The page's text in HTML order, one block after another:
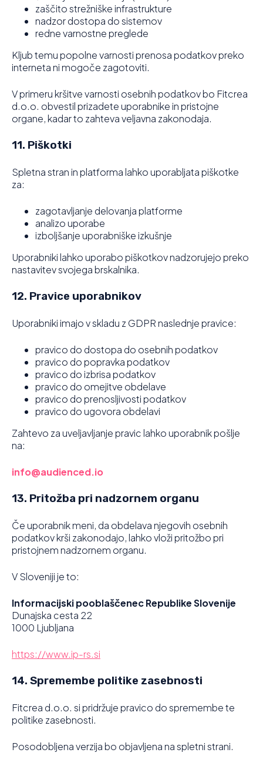
zaščito strežniške infrastrukture
nadzor dostopa do sistemov
redne varnostne preglede
Kljub temu popolne varnosti prenosa podatkov preko
interneta ni mogoče zagotoviti.
V primeru kršitve varnosti osebnih podatkov bo Fitcrea
d.o.o. obvestil prizadete uporabnike in pristojne
organe, kadar to zahteva veljavna zakonodaja.
11. Piškotki
Spletna stran in platforma lahko uporabljata piškotke
za:
zagotavljanje delovanja platforme
analizo uporabe
izboljšanje uporabniške izkušnje
Uporabniki lahko uporabo piškotkov nadzorujejo preko
nastavitev svojega brskalnika.
12. Pravice uporabnikov
Uporabniki imajo v skladu z GDPR naslednje pravice:
pravico do dostopa do osebnih podatkov
pravico do popravka podatkov
pravico do izbrisa podatkov
pravico do omejitve obdelave
pravico do prenosljivosti podatkov
pravico do ugovora obdelavi
Zahtevo za uveljavljanje pravic lahko uporabnik pošlje
na:
info@audienced.io
13. Pritožba pri nadzornem organu
Če uporabnik meni, da obdelava njegovih osebnih
podatkov krši zakonodajo, lahko vloži pritožbo pri
pristojnem nadzornem organu.
V Sloveniji je to:
Informacijski pooblaščenec Republike Slovenije
Dunajska cesta 22
1000 Ljubljana
https://www.ip-rs.si
14. Spremembe politike zasebnosti
Fitcrea d.o.o. si pridržuje pravico do spremembe te
politike zasebnosti.
Posodobljena verzija bo objavljena na spletni strani.